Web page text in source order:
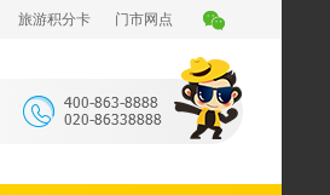
旅游积分卡 门市网点